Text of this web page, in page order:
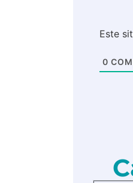
Este
0